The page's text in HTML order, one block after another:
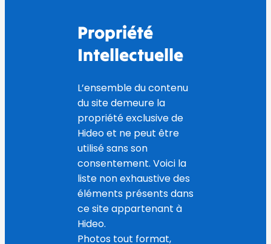
Propriété
Intellectuelle
L’ensemble du contenu
du site demeure la
propriété exclusive de
Hideo et ne peut être
utilisé sans son
consentement. Voici la
liste non exhaustive des
éléments présents dans
ce site appartenant à
Hideo.
Photos tout format,